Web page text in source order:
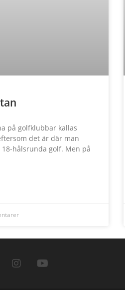
på golfklubbar kallas
det är där man
hålsrunda golf. Men på